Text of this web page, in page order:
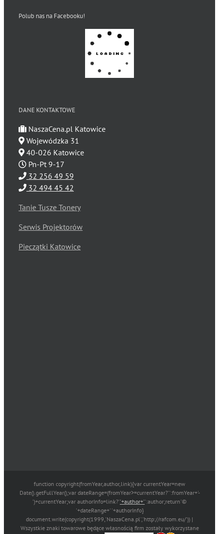
Polub nas na Facebooku!
DANE KONTAKTOWE
NaszaCena.pl Katowice
Wojewódzka 31
40-026 Katowice
Pn-Pt 9-17
32 256 49 59
32 494 45 42
Tanie Tusze Tonery
Serwis Projektorów
Pieczątki Katowice
function copyright(fromYear,author,link){var currentYear=new
Date().getFullYear();var dateRange=(fromYear>=currentYear?'':fromYear+'-
')+currentYear;var authorInfo=link?''+author+'':author;return'©
'+dateRange+' '+authorInfo}
document.write(copyright(1999,'NaszaCena.pl','http://rafcom.eu/')) |
Wszystkie znaki towarowe będące własnością firm zostały wykorzystane